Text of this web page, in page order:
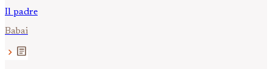
Il padre
Babai
chevron_right article